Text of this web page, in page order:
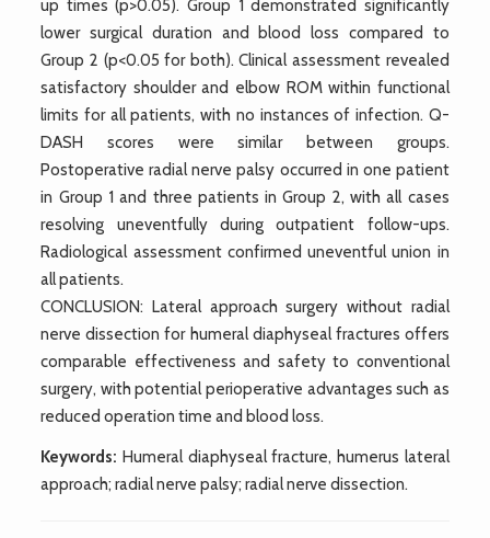
up times (p>0.05). Group 1 demonstrated significantly
lower surgical duration and blood loss compared to
Group 2 (p<0.05 for both). Clinical assessment revealed
satisfactory shoulder and elbow ROM within functional
limits for all patients, with no instances of infection. Q-
DASH scores were similar between groups.
Postoperative radial nerve palsy occurred in one patient
in Group 1 and three patients in Group 2, with all cases
resolving uneventfully during outpatient follow-ups.
Radiological assessment confirmed uneventful union in
all patients.
CONCLUSION: Lateral approach surgery without radial
nerve dissection for humeral diaphyseal fractures offers
comparable effectiveness and safety to conventional
surgery, with potential perioperative advantages such as
reduced operation time and blood loss.
Keywords: Humeral diaphyseal fracture, humerus lateral
approach; radial nerve palsy; radial nerve dissection.